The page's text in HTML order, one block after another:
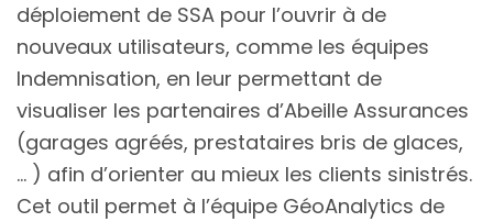
déploiement de SSA pour l’ouvrir à de
nouveaux utilisateurs, comme les équipes
Indemnisation, en leur permettant de
visualiser les partenaires d’Abeille Assurances
(garages agréés, prestataires bris de glaces,
… ) afin d’orienter au mieux les clients sinistrés.
Cet outil permet à l’équipe GéoAnalytics de